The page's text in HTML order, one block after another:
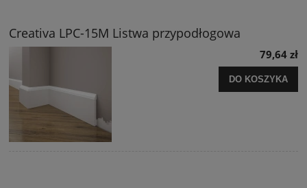
Creativa LPC-15M Listwa przypodłogowa
79,64 zł
DO KOSZYKA